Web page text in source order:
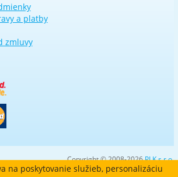
a platby
zmluvy
Copyright © 2008-2026PLK s.r.o.
na poskytovanie služieb, personalizáciu